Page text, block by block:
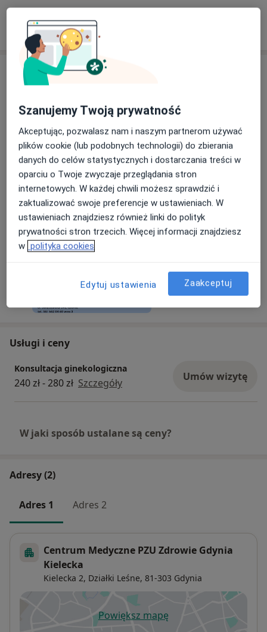
Aktualności
Świętojańska 141, 81-404 Gdynia
Dla uczennic i studentek do 26 r.ż konsultacje
ginekologiczne z 15% zniżką, za okazaniem
ważnej legitymacji szkolnej / studenckiej.
Promocja jest ważna do 30.06.2026r.
16/02/2026
Usługi i ceny
Konsultacja ginekologiczna
240 zł - 280 zł Szczegóły Umów wizytę
W jaki sposób ustalane są ceny?
Adresy (2)
Adres 1 Adres 2
Centrum Medyczne PZU Zdrowie Gdynia
Kielecka
Kielecka 2, Działki Leśne, 81-303 Gdynia
Powiększ mapęotwiera się w nowej karcie
Szanujemy Twoją prywatność
Akceptując, pozwalasz nam i naszym partnerom używać
plików cookie (lub podobnych technologii) do zbierania
danych do celów statystycznych i dostarczania treści w
oparciu o Twoje zwyczaje przeglądania stron
internetowych. W każdej chwili możesz sprawdzić i
zaktualizować swoje preferencje w ustawieniach. W
ustawieniach znajdziesz również linki do polityk
prywatności stron trzecich. Więcej informacji znajdziesz
w polityka cookies
Edytuj ustawienia Zaakceptuj